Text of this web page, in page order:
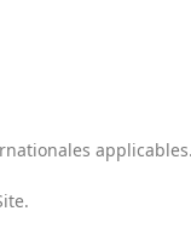
applicables.